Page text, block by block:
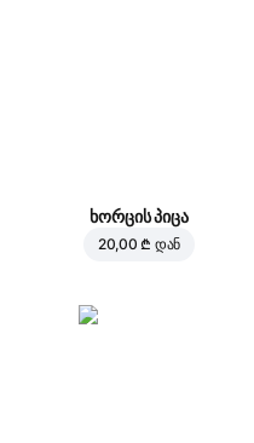
ხორცის პიცა
20,00 ₾ დან